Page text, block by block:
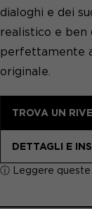
dialoghi e dei
realistico e ben
perfettamente
originale.
TROVA UN
DETTAGLI E
ⓘ Leggere queste